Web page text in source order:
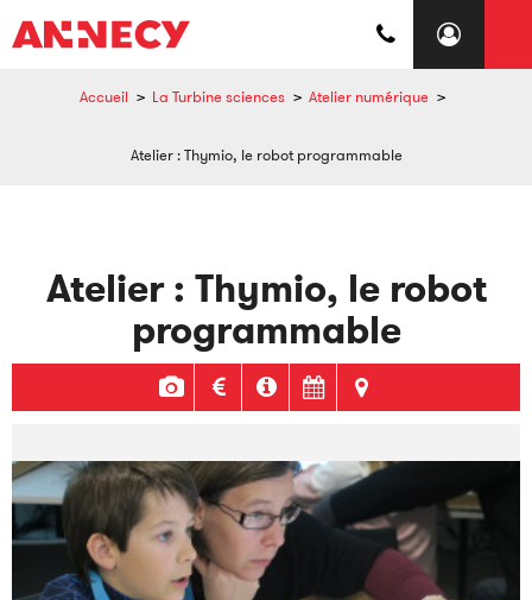
Accueil > La Turbine sciences > Atelier numérique >
Atelier : Thymio, le robot programmable
Atelier : Thymio, le robot
programmable